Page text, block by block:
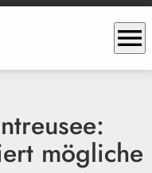
menu
mögliche